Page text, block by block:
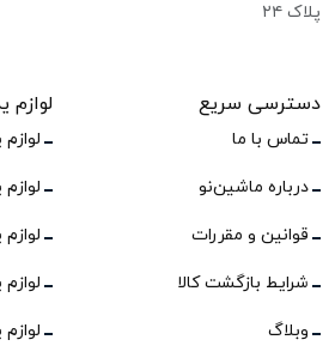
پلاک ۲۴
دسترسی سریع
تماس با ما
درباره ماشین‌نو
قوانین و مقررات
شرایط بازگشت کالا
وبلاگ
لوازم